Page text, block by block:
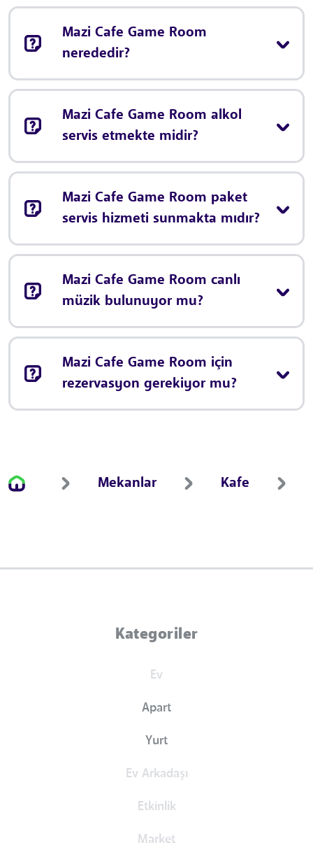
Mazi Cafe Game Room
nerededir?
Mazi Cafe Game Room alkol
servis etmekte midir?
Mazi Cafe Game Room paket
servis hizmeti sunmakta mıdır?
Mazi Cafe Game Room canlı
müzik bulunuyor mu?
Mazi Cafe Game Room için
rezervasyon gerekiyor mu?
Mekanlar Kafe
Kategoriler
Ev
Apart
Yurt
Ev Arkadaşı
Etkinlik
Market